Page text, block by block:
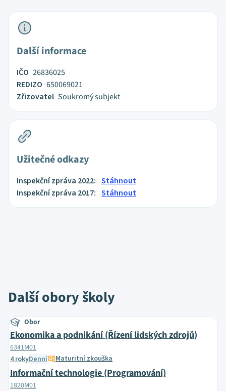
Další informace
IČO 26836025
REDIZO 650069021
Zřizovatel Soukromý subjekt
Užitečné odkazy
Inspekční zpráva 2022: Stáhnout
Inspekční zpráva 2017: Stáhnout
Další obory školy
Obor
Ekonomika a podnikání (Řízení lidských zdrojů)
6341M01
4 rokyDenní Maturitní zkouška
Informační technologie (Programování)
1820M01